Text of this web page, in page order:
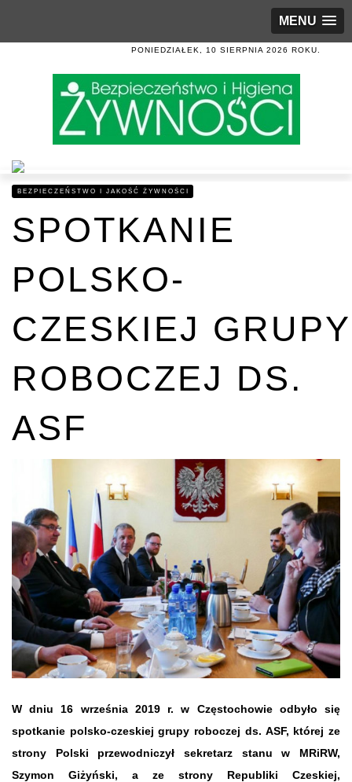
MENU
PONIEDZIAŁEK, 10 SIERPNIA 2026 ROKU.
BEZPIECZEŃSTWO I JAKOŚĆ ŻYWNOŚCI
SPOTKANIE
POLSKO-
CZESKIEJ GRUPY
ROBOCZEJ DS.
ASF
W dniu 16 września 2019 r. w Częstochowie odbyło się
spotkanie polsko-czeskiej grupy roboczej ds. ASF, której ze
strony Polski przewodniczył sekretarz stanu w MRiRW,
Szymon Giżyński, a ze strony Republiki Czeskiej,